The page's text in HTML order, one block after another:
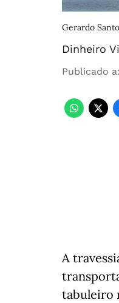
Gerardo
Dinheiro
Publicado a:
A
tabuleiro